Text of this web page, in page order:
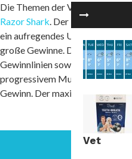
Vet
Die Themen der
Razor Shark . Der beliebte Slot
ein aufregendes
große Gewinne. Das Spiel hat 5
Gewinnlinien sowie eine hohe
progressivem Multiplikator
Gewinn. Der maximale Gewinn